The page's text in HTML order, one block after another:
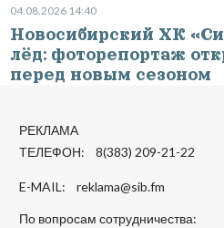
04.08.2026 14:40
Новосибирский ХК
лёд: фоторепортаж
перед новым сезоном
РЕКЛАМА
ТЕЛЕФОН: 8(383) 209-21-22
E-MAIL: reklama@sib.fm
По вопросам сотрудничества: